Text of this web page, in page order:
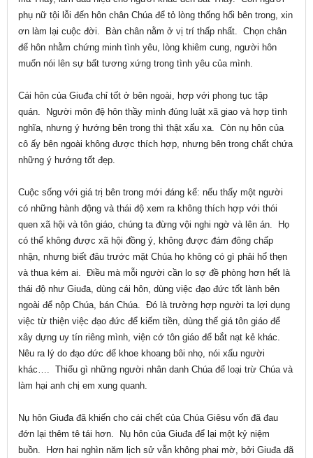
phụ nữ tội lỗi đến hôn chân Chúa để tỏ lòng thống hối bên trong, xin
ơn làm lại cuộc đời. Bàn chân nằm ở vị trí thấp nhất. Chọn chân
để hôn nhằm chứng minh tình yêu, lòng khiêm cung, người hôn
muốn nói lên sự bất tương xứng trong tình yêu của mình.
Cái hôn của Giuđa chỉ tốt ở bên ngoài, hợp với phong tục tập
quán. Người môn đệ hôn thầy mình đúng luật xã giao và hợp tình
nghĩa, nhưng ý hướng bên trong thì thật xấu xa. Còn nụ hôn của
cô ấy bên ngoài không được thích hợp, nhưng bên trong chất chứa
những ý hướng tốt đẹp.
Cuộc sống với giá trị bên trong mới đáng kể: nếu thấy một người
có những hành động và thái độ xem ra không thích hợp với thói
quen xã hội và tôn giáo, chúng ta đừng vội nghi ngờ và lên án. Họ
có thể không được xã hội đồng ý, không được đám đông chấp
nhận, nhưng biết đâu trước mặt Chúa họ không có gì phải hổ thẹn
và thua kém ai. Điều mà mỗi người cần lo sợ đề phòng hơn hết là
thái độ như Giuđa, dùng cái hôn, dùng việc đạo đức tốt lành bên
ngoài để nộp Chúa, bán Chúa. Đó là trường hợp người ta lợi dụng
việc từ thiện việc đạo đức để kiếm tiền, dùng thế giá tôn giáo để
xây dựng uy tín riêng mình, viện cớ tôn giáo để bắt nạt kẻ khác.
Nêu ra lý do đạo đức để khoe khoang bôi nhọ, nói xấu người
khác…. Thiếu gì những người nhân danh Chúa để loại trừ Chúa và
làm hại anh chị em xung quanh.
Nụ hôn Giuđa đã khiến cho cái chết của Chúa Giêsu vốn đã đau
đớn lại thêm tê tái hơn. Nụ hôn của Giuđa để lại một kỷ niệm
buồn. Hơn hai nghìn năm lịch sử vẫn không phai mờ, bởi Giuđa đã